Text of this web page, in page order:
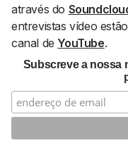
através do
entrevistas vídeo
canal de YouTube.
Subscreve a nossa